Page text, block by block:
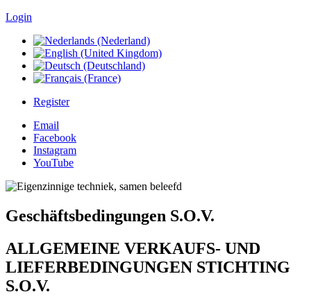
Login
Register
Email
Facebook
Instagram
YouTube
Geschäftsbedingungen S.O.V.
ALLGEMEINE VERKAUFS- UND
LIEFERBEDINGUNGEN STICHTING
S.O.V.